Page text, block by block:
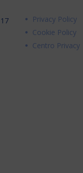
Privacy Policy
Cookie Policy
Centro Privacy